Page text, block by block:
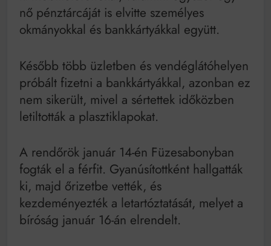
nő pénztárcáját is elvitte személyes
okmányokkal és bankkártyákkal együtt.
Később több üzletben és vendéglátóhelyen
próbált fizetni a bankkártyákkal, azonban ez
nem sikerült, mivel a sértettek időközben
letiltották a plasztiklapokat.
A rendőrök január 14-én Füzesabonyban
fogták el a férfit. Gyanúsítottként hallgatták
ki, majd őrizetbe vették, és
kezdeményezték a letartóztatását, melyet a
bíróság január 16-án elrendelt.